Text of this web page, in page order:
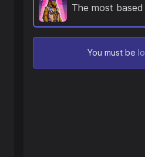
The most
You must be